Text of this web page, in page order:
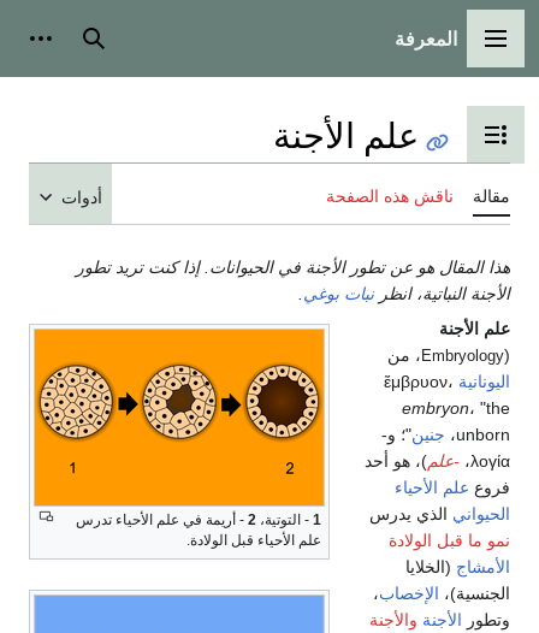
القائمة الرئيسية
المعرفة بحث
تبديل عرض جدول المحتويات
علم الأجنة
مقالة ناقش هذه الصفحة أدوات
هذا المقال هو عن تطور الأجنة في الحيوانات. إذا كنت تريد تطور
الأجنة النباتية، انظرنبات بوغي
1 - التوتية، 2 - أريمة في علم الأحياء تدرس
علم الأحياء قبل الولادة.
علم الأجنة
(
Embryology ، من
اليونانية
embryon، "the
unborn،
جنين"؛ و-
λογία، -علم)، هو أحد
فروع علم الأحياء
الحيواني الذي يدرس
نمو ما قبل الولادة
الأمشاج (الخلايا
الجنسية)، الإخصاب،
وتطور الأجنة والأجنة